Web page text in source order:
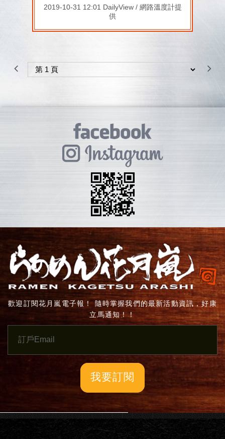
2019-10-31 12:01 DailyView / 網路溫度計提
供
歡迎訂閱花月嵐電子報！ 隨時掌握我們的最新活動資訊，好康
立馬通知！！
我要訂閱